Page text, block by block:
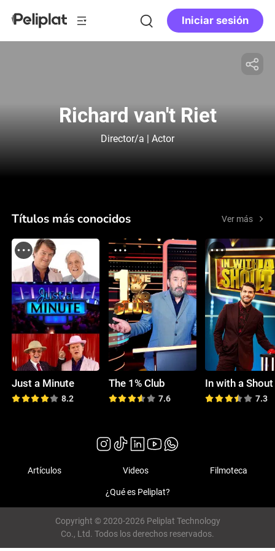
Iniciar sesión
Richard van't Riet
Director/a | Actor
Títulos más conocidos Ver más
Just a Minute
8.2
The 1% Club
7.6
In with a Shout
7.3
Artículos Videos Filmoteca
¿Qué es Peliplat?
Copyright © 2020-2026 Peliplat Technology
Co., Ltd. Todos los derechos reservados.